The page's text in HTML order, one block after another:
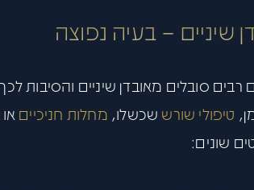
שיניים – בעיה נפוצה
רבים סובלים מאובדן שיניים והסיבות
טיפולי שורש שכשלו, מחלות חניכיים
שונים: